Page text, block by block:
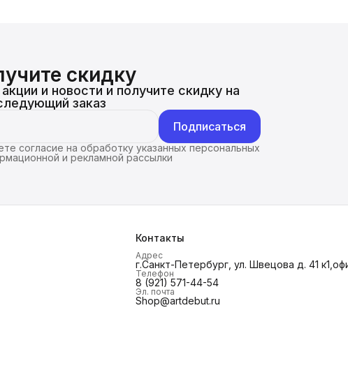
скидку
и новости и получите скидку на
заказ
Подписаться
согласие на обработку указанных персональных
и рекламной рассылки
Контакты
Адрес
г.Санкт-Петербург, ул. Швецова д. 41
Телефон
8 (921) 571-44-54
Эл. почта
Shop@artdebut.ru